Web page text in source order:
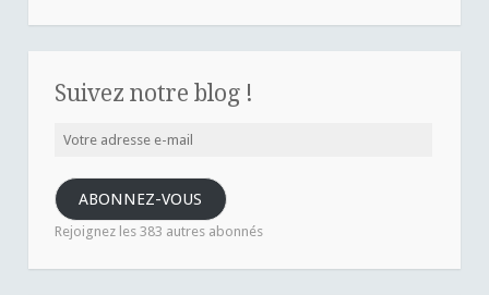
Suivez notre blog !
Votre
mail ABONNEZ-VOUS
Rejoignez les 383 autres abonnés